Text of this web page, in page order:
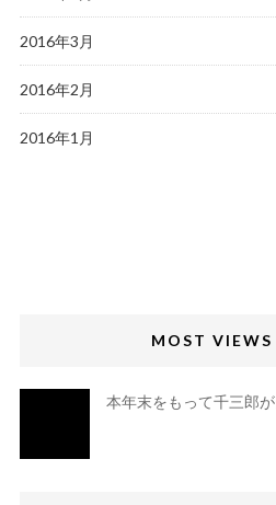
2016年3月
2016年2月
2016年1月
MOST VIEWS
本年末をもって千三郎が